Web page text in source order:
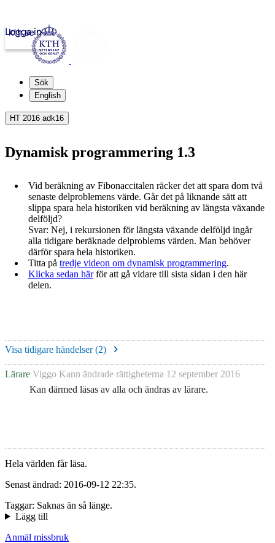
kth.se
Logga in
Sök
English
HT 2016 adk16
Dynamisk programmering 1.3
Vid beräkning av Fibonaccitalen räcker det att spara dom två
senaste delproblemens värde. Går det på liknande sätt att
slippa spara hela historiken vid beräkning av längsta växande
delföljd?
Svar: Nej, i rekursionen för längsta växande delföljd ingår
alla tidigare beräknade delproblems värden. Man behöver
därför spara hela historiken.
Titta på tredje videon om dynamisk programmering.
Klicka sedan härför att gå vidare till sista sidan i den här
delen.
Visa tidigare händelser (2)
Lärare Viggo Kann ändrade rättigheterna 12 september 2016
Kan därmed läsas av alla och ändras av lärare.
Hela världen får läsa.
Senast ändrad: 2016-09-12 22:35.
Taggar: Saknas än så länge.
Lägg till
Anmäl missbruk